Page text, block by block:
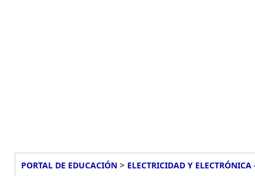
PORTAL DE EDUCACIÓN > ELECTRICIDAD Y